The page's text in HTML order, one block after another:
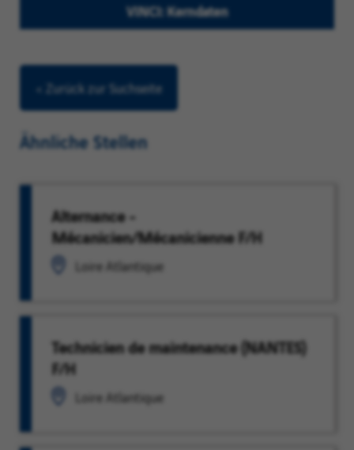
VINCI: Kerndaten
< Zurück zur Suchseite
Ähnliche Stellen
Alternance -
Mécanicien/Mécanicienne F/H
Loire Atlantique
Technicien de maintenance (NANTES)
F/H
Loire Atlantique